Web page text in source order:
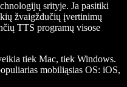
srityje. Ja pasitiki
žvaigždučių įvertinimų
TTS programų visose
tiek Mac, tiek Windows.
mobiliąsias OS: iOS,